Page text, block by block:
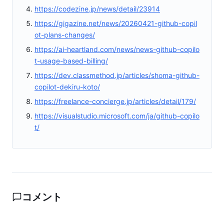
https://codezine.jp/news/detail/23914
https://gigazine.net/news/20260421-github-copil
ot-plans-changes/
https://ai-heartland.com/news/news-github-copilo
t-usage-based-billing/
https://dev.classmethod.jp/articles/shoma-github-
copilot-dekiru-koto/
https://freelance-concierge.jp/articles/detail/179/
https://visualstudio.microsoft.com/ja/github-copilo
t/
コメント